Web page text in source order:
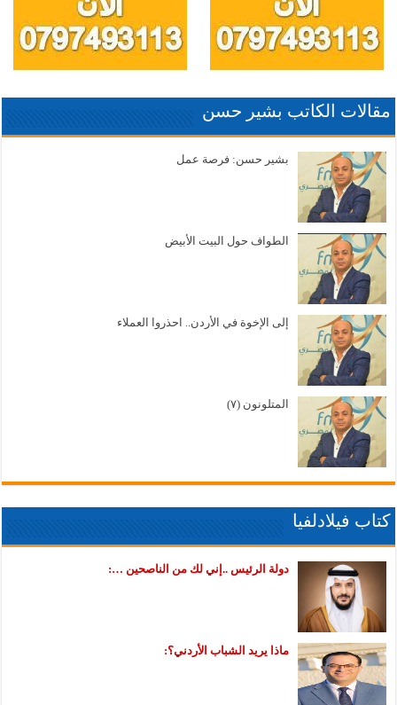
مقالات الكاتب بشير حسن
بشير حسن: فرصة عمل
الطواف حول البيت الأبيض
إلى الإخوة في الأردن.. احذروا العملاء
المتلونون (٧)
كتاب فيلادلفيا
دولة الرئيس ..إني لك من الناصحين …:
ماذا يريد الشباب الأردني؟: